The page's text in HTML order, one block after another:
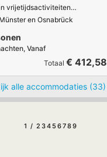
vrijetijdsactiviteiten…
en Osnabrück
Vanaf
Totaal € 412,58
alle accommodaties (33)
1 2 34 5 6789